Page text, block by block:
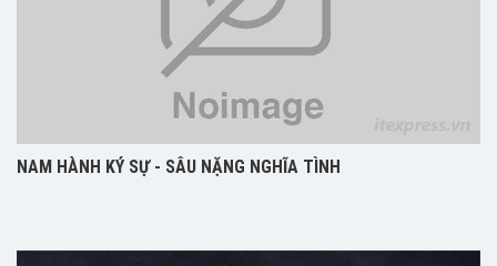
NAM HÀNH KÝ SỰ - SÂU NẶNG NGHĨA TÌNH